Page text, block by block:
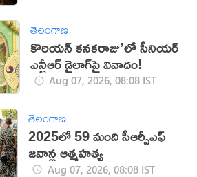
తెలంగాణ
కొరియన్ కనకరాజు’లో సీనియర్
ఎన్టీఆర్ డైలాగ్‌పై వివాదం!
Aug 07, 2026, 08:08 IST
తెలంగాణ
2025లో 59 మంది సీఆర్పీఎఫ్
జ‌వాన్ల ఆత్మ‌హ‌త్య
Aug 07, 2026, 08:08 IST